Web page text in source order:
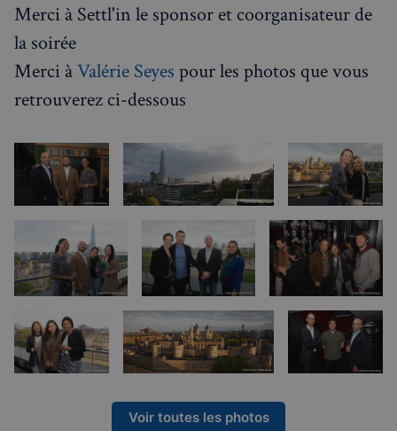
Merci à Settl'in le sponsor et coorganisateur de
la soirée
Merci àValérie Seyes pour les photos que vous
retrouverez ci-dessous
Voir toutes les photos